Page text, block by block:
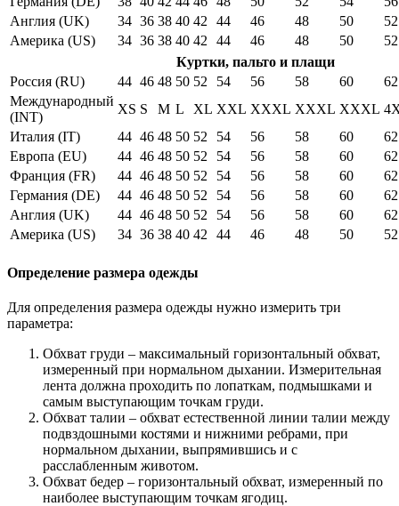
Англия (UK)
34 36 38 40 42 44 46 48 50
52
Америка (US)
34 36 38 40 42 44 46 48 50
52
Куртки, пальто и плащи
Россия (RU)
44 46 48 50 52 54 56 58 60
62
Международный
(INT)
XS S M L XL XXL XXXL XXXL XXXL
Италия (IT)
44 46 48 50 52 54 56 58 60
62
Европа (EU)
44 46 48 50 52 54 56 58 60
62
Франция (FR)
44 46 48 50 52 54 56 58 60
62
Германия (DE)
44 46 48 50 52 54 56 58 60
62
Англия (UK)
44 46 48 50 52 54 56 58 60
62
Америка (US)
34 36 38 40 42 44 46 48 50 52
Определение размера одежды
Для определения размера одежды нужно измерить три
параметра:
Обхват груди – максимальный горизонтальный обхват,
измеренный при нормальном дыхании. Измерительная
лента должна проходить по лопаткам, подмышками и
самым выступающим точкам груди.
Обхват талии – обхват естественной линии талии между
подвздошными костями и нижними ребрами, при
нормальном дыхании, выпрямившись и с
расслабленным животом.
Обхват бедер – горизонтальный обхват, измеренный по
наиболее выступающим точкам ягодиц.